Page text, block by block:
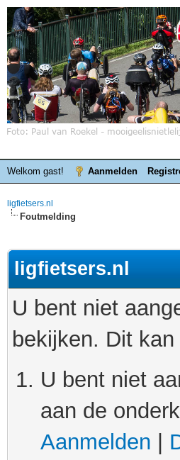
Welkom gast! Aanmelden
ligfietsers.nl
Foutmelding
ligfietsers.nl
U bent niet
bekijken. Dit
U bent niet
aan de
Aanmelden